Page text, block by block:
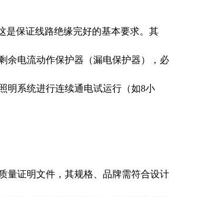
保证线路绝缘完好的基本要求。其
余电流动作保护器（漏电保护器），必
明系统进行连续通电试运行（如8小
证明文件，其规格、品牌需符合设计